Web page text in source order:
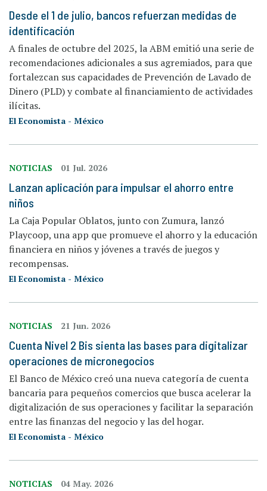
Desde el 1 de julio, bancos refuerzan medidas de
identificación
A finales de octubre del 2025, la ABM emitió una serie de
recomendaciones adicionales a sus agremiados, para que
fortalezcan sus capacidades de Prevención de Lavado de
Dinero (PLD) y combate al financiamiento de actividades
ilícitas.
El Economista - México
NOTICIAS 01 Jul. 2026
Lanzan aplicación para impulsar el ahorro entre
niños
La Caja Popular Oblatos, junto con Zumura, lanzó
Playcoop, una app que promueve el ahorro y la educación
financiera en niños y jóvenes a través de juegos y
recompensas.
El Economista - México
NOTICIAS 21 Jun. 2026
Cuenta Nivel 2 Bis sienta las bases para digitalizar
operaciones de micronegocios
El Banco de México creó una nueva categoría de cuenta
bancaria para pequeños comercios que busca acelerar la
digitalización de sus operaciones y facilitar la separación
entre las finanzas del negocio y las del hogar.
El Economista - México
NOTICIAS 04 May. 2026